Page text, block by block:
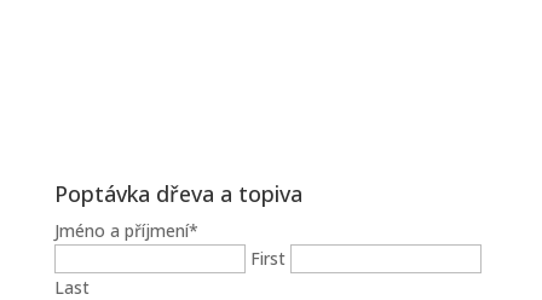
Poptávka dřeva a topiva
Jméno a příjmení*
First
Last